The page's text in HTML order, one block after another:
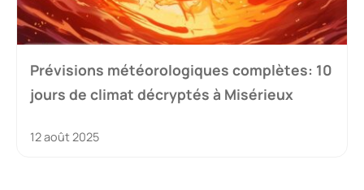
Prévisions météorologiques complètes: 10
jours de climat décryptés à Misérieux
12 août 2025